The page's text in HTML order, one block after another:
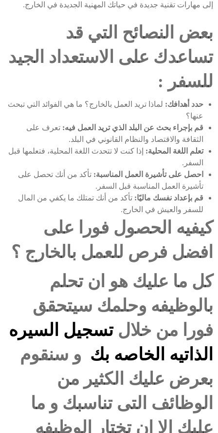
إلى مهارات تقنية جديدة في حياتك المهنية الجديدة في الخارج.
بعض النصائح التي قد
تساعدك على الاستعداد الجيد
للسفر :
حدد أهدافك: لماذا تريد العمل بالخارج؟ ما هي الفوائد التي تبحث
عنها؟
قم بإجراء بحث عن البلد الذي تريد العمل فيه: تعرف على
الثقافة والاقتصاد والنظام القانوني في البلد.
تعلم اللغة المحلية: إذا كنت لا تتحدث اللغة المحلية، فتعلمها قبل
السفر.
احصل على تأشيرة العمل المناسبة: تأكد من أنك تحصل على
تأشيرة العمل المناسبة قبل السفر.
قم بإعداد نفسك ماليًا: تأكد من أنك تمتلك ما يكفي من المال
للسفر والعيش في الخارج.
كيفيه الحصول فورا على
افضل فرص للعمل بالخارج ؟
كل ما عليك هو ان تحلم
بالوظيفه وحلمك سيتحقق
فورا من خلالتسجيل السيره
الذاتيه الخاصه بك و سنقوم
بعرض عليك الكثير من
الوظائف التى تناسبك و ما
عليك الا ان تختار الوظيفه